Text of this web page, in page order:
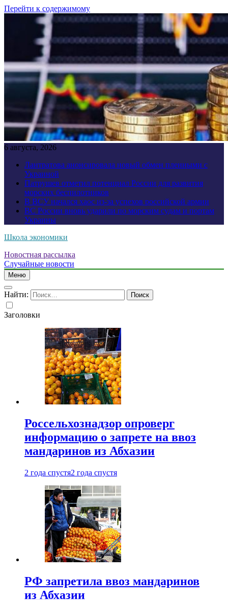
Перейти к содержимому
6 августа, 2026
Лантратова анонсировала новый обмен пленными с
Украиной
Патрушев отметил потенциал России для развития
морских беспилотников
В ВСУ начался хаос из-за успехов российской армии
ВС России вновь ударили по морским судам и портам
Украины
Школа экономики
Новостная рассылка
Случайные новости
Меню
Найти:
Заголовки
Россельхознадзор опроверг
информацию о запрете на ввоз
мандаринов из Абхазии
2 года спустя2 года спустя
РФ запретила ввоз мандаринов
из Абхазии